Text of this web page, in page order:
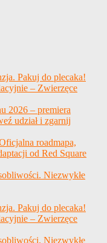
Pakuj do plecaka!
– Zwierzęce
2026 – premiera
udział i zgarnij
roadmapa,
od Red Square
Niezwykłe
Pakuj do plecaka!
– Zwierzęce
Niezwykłe